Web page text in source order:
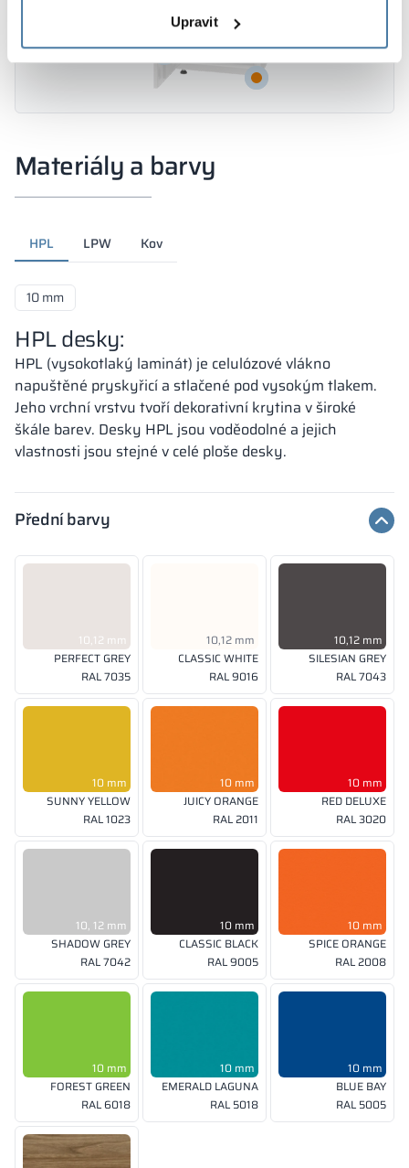
Upravit
Materiály a barvy
HPL LPW Kov
10 mm
HPL desky:
HPL (vysokotlaký laminát) je celulózové vlákno
napuštěné pryskyřicí a stlačené pod vysokým tlakem.
Jeho vrchní vrstvu tvoří dekorativní krytina v široké
škále barev. Desky HPL jsou voděodolné a jejich
vlastnosti jsou stejné v celé ploše desky.
Přední barvy
10,12 mm
PERFECT GREY
RAL 7035
10,12 mm
CLASSIC WHITE
RAL 9016
10,12 mm
SILESIAN GREY
RAL 7043
10 mm
SUNNY YELLOW
RAL 1023
10 mm
JUICY ORANGE
RAL 2011
10 mm
RED DELUXE
RAL 3020
10, 12 mm
SHADOW GREY
RAL 7042
10 mm
CLASSIC BLACK
RAL 9005
10 mm
SPICE ORANGE
RAL 2008
10 mm
FOREST GREEN
RAL 6018
10 mm
EMERALD LAGUNA
RAL 5018
10 mm
BLUE BAY
RAL 5005